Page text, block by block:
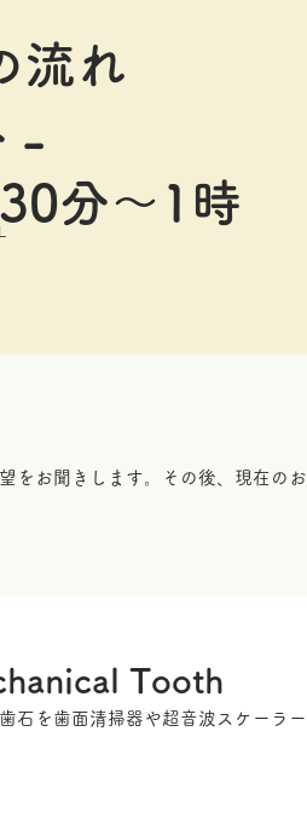
流れ
-
分～1時
をお聞きします。その後、現在のお
石を歯面清掃器や超音波スケーラ
Tooth